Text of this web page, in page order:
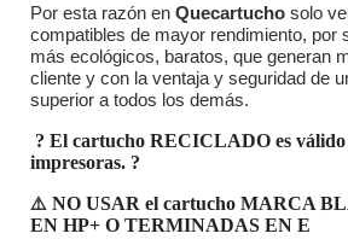
Por esta razón en Quecartucho solo
compatibles de mayor rendimiento, por
más ecológicos, baratos, que generan
cliente y con la ventaja y seguridad de
superior a todos los demás.
? El cartucho RECICLADO es válido
impresoras. ?
⚠️ NO USAR el cartucho MARCA
EN HP+ O TERMINADAS EN E